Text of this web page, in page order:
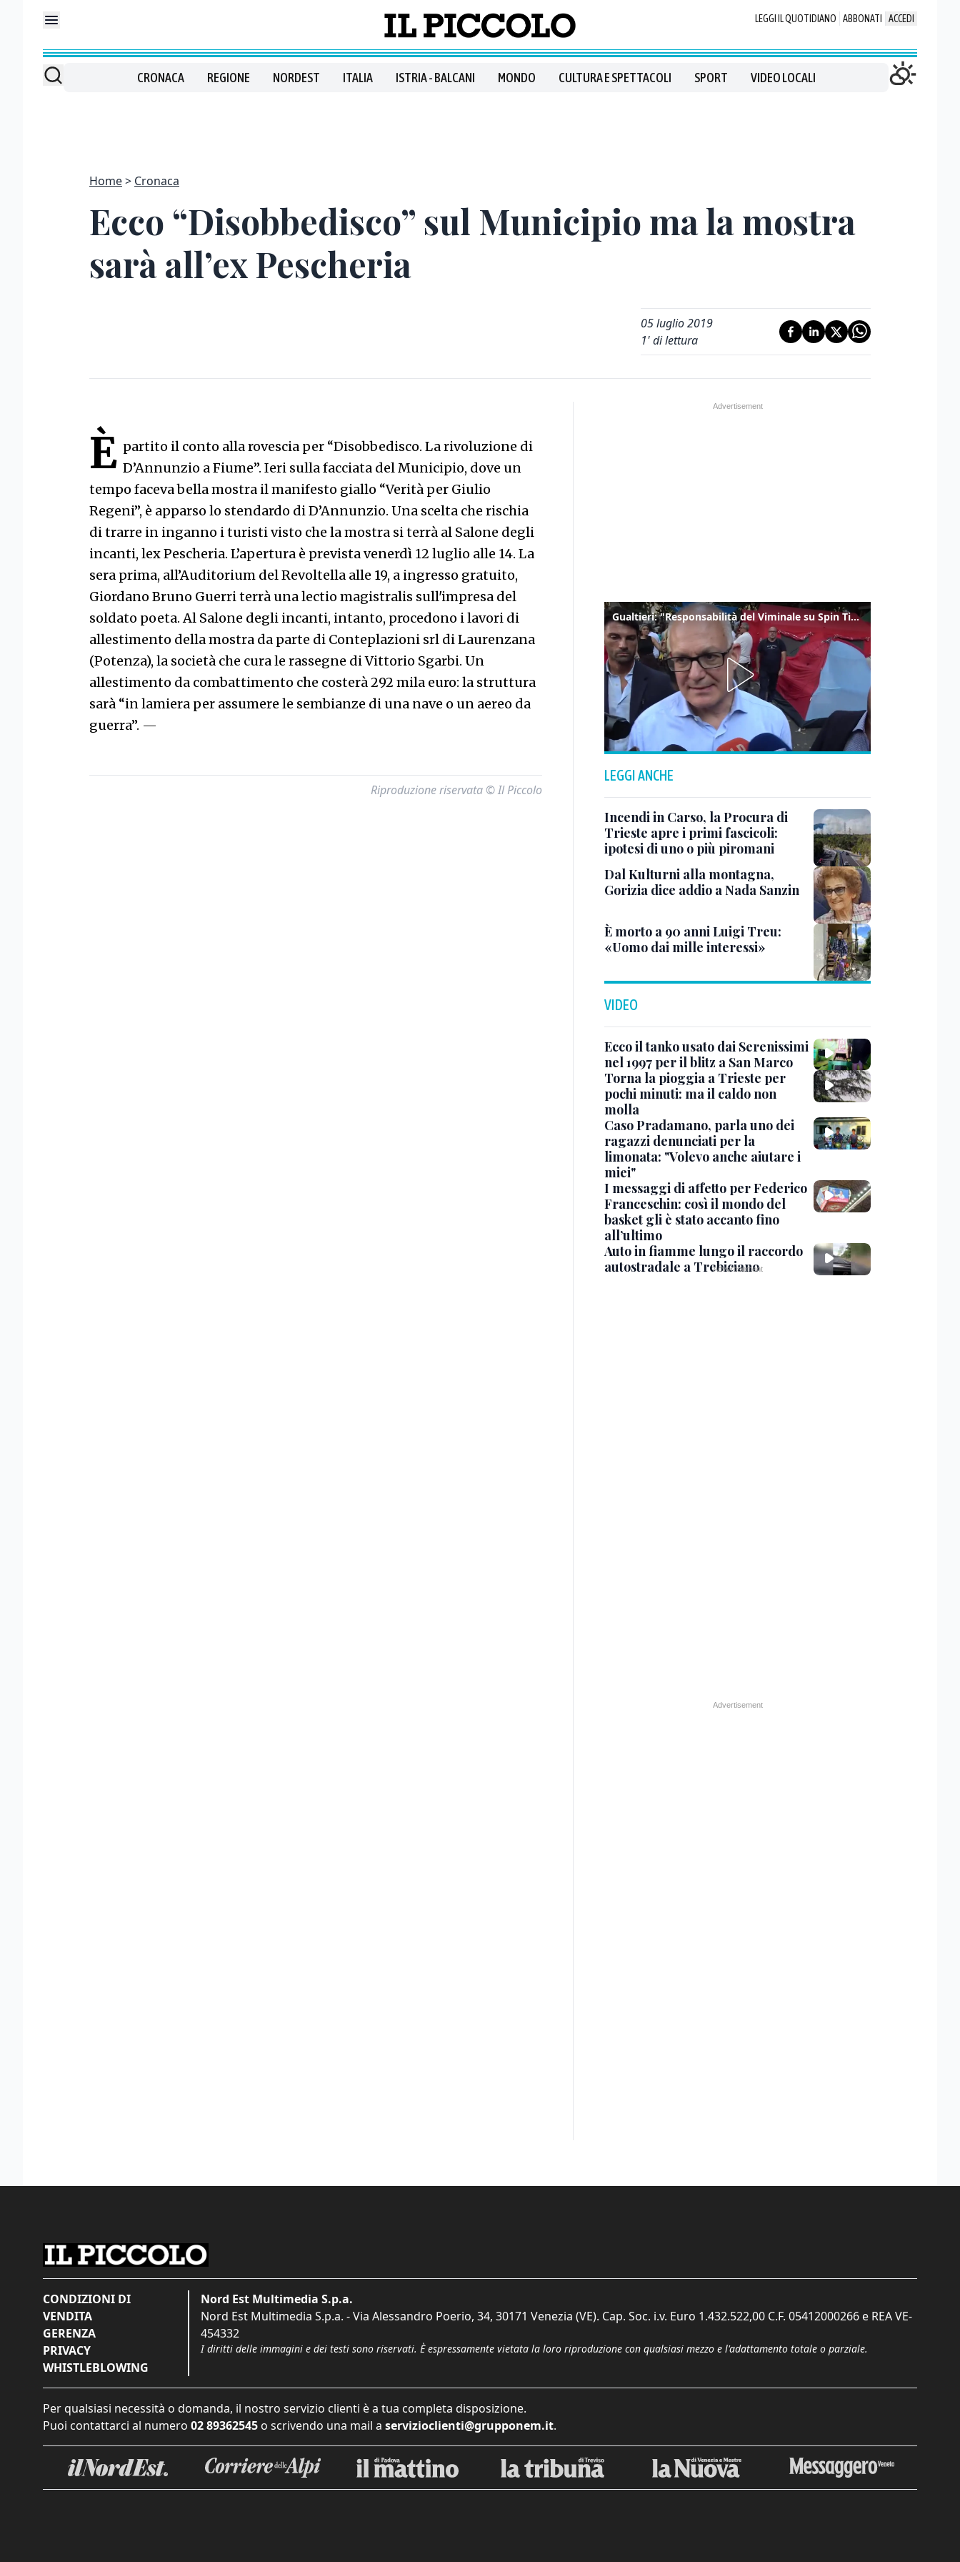
LEGGI IL QUOTIDIANO ABBONATI ACCEDI
CRONACA REGIONE NORDEST ITALIA ISTRIA - BALCANI MONDO CULTURA E SPETTACOLI SPORT VIDEO LOCALI
Home Cronaca
Ecco “Disobbedisco” sul Municipio ma la mostra
sarà all’ex Pescheria
05 luglio 2019
1' di lettura
È partito il conto alla rovescia per “Disobbedisco. La rivoluzione di
D’Annunzio a Fiume”. Ieri sulla facciata del Municipio, dove un
tempo faceva bella mostra il manifesto giallo “Verità per Giulio
Regeni”, è apparso lo stendardo di D’Annunzio. Una scelta che rischia
di trarre in inganno i turisti visto che la mostra si terrà al Salone degli
incanti, lex Pescheria. L’apertura è prevista venerdì 12 luglio alle 14. La
sera prima, all’Auditorium del Revoltella alle 19, a ingresso gratuito,
Giordano Bruno Guerri terrà una lectio magistralis sull'impresa del
soldato poeta. Al Salone degli incanti, intanto, procedono i lavori di
allestimento della mostra da parte di Conteplazioni srl di Laurenzana
(Potenza), la società che cura le rassegne di Vittorio Sgarbi. Un
allestimento da combattimento che costerà 292 mila euro: la struttura
sarà “in lamiera per assumere le sembianze di una nave o un aereo da
guerra”. —
Riproduzione riservata © Il Piccolo
Gualtieri: "Responsabilità del Viminale su Spin Time? La posizione dei partiti è nota"
LEGGI ANCHE
Incendi in Carso, la Procura di
Trieste apre i primi fascicoli:
ipotesi di uno o più piromani
Dal Kulturni alla montagna,
Gorizia dice addio a Nada Sanzin
È morto a 90 anni Luigi Treu:
«Uomo dai mille interessi»
VIDEO
Ecco il tanko usato dai Serenissimi
nel 1997 per il blitz a San Marco
Torna la pioggia a Trieste per
pochi minuti: ma il caldo non
molla
Caso Pradamano, parla uno dei
ragazzi denunciati per la
limonata: "Volevo anche aiutare i
miei"
I messaggi di affetto per Federico
Franceschin: così il mondo del
basket gli è stato accanto fino
all’ultimo
Auto in fiamme lungo il raccordo
autostradale a Trebiciano
CONDIZIONI DI
VENDITA
GERENZA
PRIVACY
WHISTLEBLOWING
Nord Est Multimedia S.p.a.
Nord Est Multimedia S.p.a. - Via Alessandro Poerio, 34, 30171 Venezia (VE). Cap. Soc. i.v. Euro 1.432.522,00 C.F. 05412000266 e REA VE-
454332
I diritti delle immagini e dei testi sono riservati. È espressamente vietata la loro riproduzione con qualsiasi mezzo e l'adattamento totale o parziale.
Per qualsiasi necessità o domanda, il nostro servizio clienti è a tua completa disposizione.
Puoi contattarci al numero 02 89362545 o scrivendo una mail a servizioclienti@grupponem.it.